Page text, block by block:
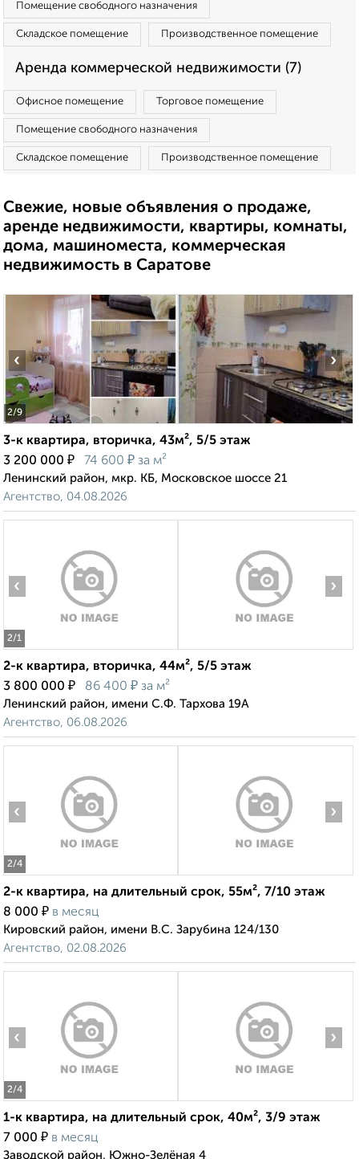
Помещение свободного назначения
Складское помещение Производственное помещение
Аренда коммерческой недвижимости (7)
Офисное помещение Торговое помещение
Помещение свободного назначения
Складское помещение Производственное помещение
Свежие, новые объявления о продаже,
аренде недвижимости, квартиры, комнаты,
дома, машиноместа, коммерческая
недвижимость в Саратове
2/9
‹ ›
3-к квартира, вторичка, 43м², 5/5 этаж
3 200 000 ₽ 74 600 ₽ за м²
Ленинский район, мкр. КБ, Московское шоссе 21
Агентство, 04.08.2026
2/1
‹ ›
2-к квартира, вторичка, 44м², 5/5 этаж
3 800 000 ₽ 86 400 ₽ за м²
Ленинский район, имени С.Ф. Тархова 19А
Агентство, 06.08.2026
2/4
‹ ›
2-к квартира, на длительный срок, 55м², 7/10 этаж
8 000 ₽ в месяц
Кировский район, имени В.С. Зарубина 124/130
Агентство, 02.08.2026
2/4
‹ ›
1-к квартира, на длительный срок, 40м², 3/9 этаж
7 000 ₽ в месяц
Заводской район, Южно-Зелёная 4